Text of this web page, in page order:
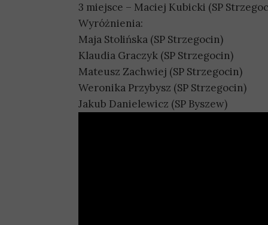
3 miejsce – Maciej Kubicki (SP
Wyróżnienia:
Maja Stolińska (SP Strzegocin)
Klaudia Graczyk (SP Strzegocin)
Mateusz Zachwiej (SP Strzegocin)
Weronika Przybysz (SP Strzegocin)
Jakub Danielewicz (SP Byszew)